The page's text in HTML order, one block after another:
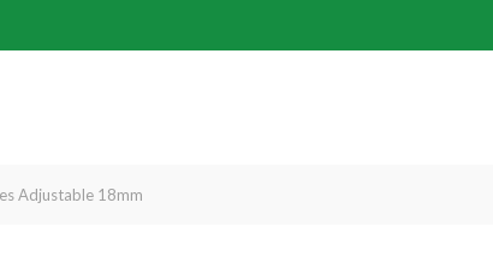
Adjustable 18mm